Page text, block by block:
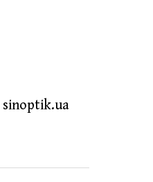
sinoptik.ua